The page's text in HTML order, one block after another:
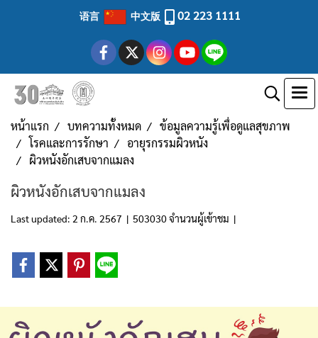
语言 中文版 02 223 1111
หน้าแรก บทความทั้งหมด
ข้อมูลความรู้เพื่อดูแลสุขภาพ
โรคและการรักษา
อายุรกรรมผิวหนัง
ผิวหนังอักเสบจากแมลง
ผิวหนังอักเสบจากแมลง
Last updated: 2 ก.ค. 2567 | 503030 จำนวนผู้เข้าชม |